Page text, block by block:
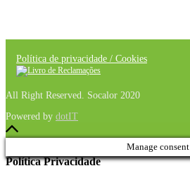
Política de privacidade / Cookies
All Right Reserved. Socalor 2020
Powered by dotIT
Manage consent
Política Privacidade